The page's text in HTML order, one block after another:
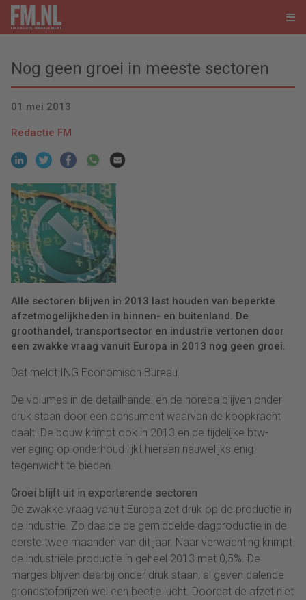
Nog geen groei in meeste sectoren
01 mei 2013
Redactie FM
Alle sectoren blijven in 2013 last houden van beperkte
afzetmogelijkheden in binnen- en buitenland. De
groothandel, transportsector en industrie vertonen door
een zwakke vraag vanuit Europa in 2013 nog geen groei.
Dat meldt ING Economisch Bureau.
De volumes in de detailhandel en de horeca blijven onder
druk staan door een consument waarvan de koopkracht
daalt. De bouw krimpt ook in 2013 en de tijdelijke btw-
verlaging op onderhoud lijkt hieraan nauwelijks enig
tegenwicht te bieden.
Groei blijft uit in exporterende sectoren
De zwakke vraag vanuit Europa zet druk op de productie in
de industrie. Zo daalde de gemiddelde dagproductie in de
eerste twee maanden van dit jaar. Naar verwachting krimpt
de industriële productie in geheel 2013 met 0,5%. De
marges blijven daarbij onder druk staan, al geven dalende
grondstofprijzen wel een beetje lucht. Doordat de afzet niet